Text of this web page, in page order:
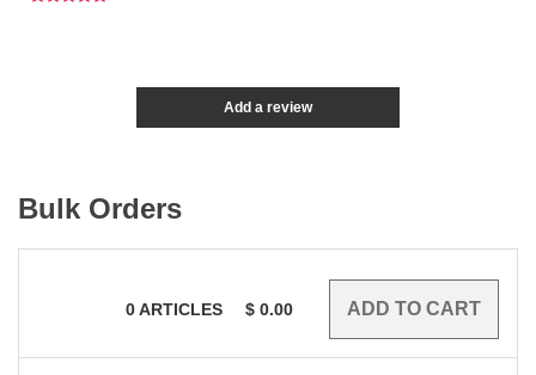
Add a review
Bulk Orders
0ARTICLES $ 0.00